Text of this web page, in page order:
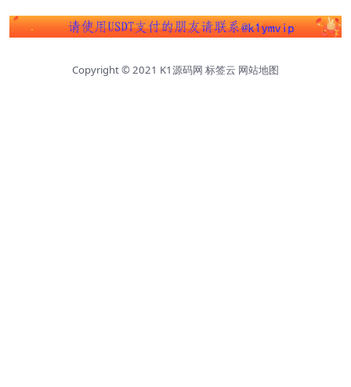
Copyright © 2021 K1源码网 标签云 网站地图